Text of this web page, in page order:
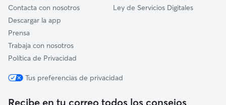
Contacta con nosotros
Descargar la app
Prensa
Trabaja con nosotros
Política de Privacidad
Ley de Servicios Digitales
Tus preferencias de privacidad
Recibe en tu correo todos los consejos